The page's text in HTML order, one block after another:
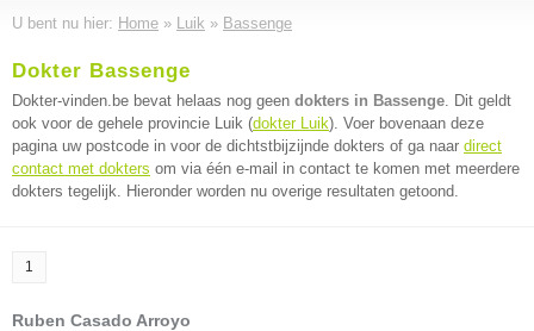
U bent nu hier: Home » Luik » Bassenge
Dokter Bassenge
Dokter-vinden.be bevat helaas nog geen dokters in Bassenge. Dit geldt
ook voor de gehele provincie Luik (dokter Luik). Voer bovenaan deze
pagina uw postcode in voor de dichtstbijzijnde dokters of ga naar direct
contact met dokters om via één e-mail in contact te komen met meerdere
dokters tegelijk. Hieronder worden nu overige resultaten getoond.
1
Ruben Casado Arroyo